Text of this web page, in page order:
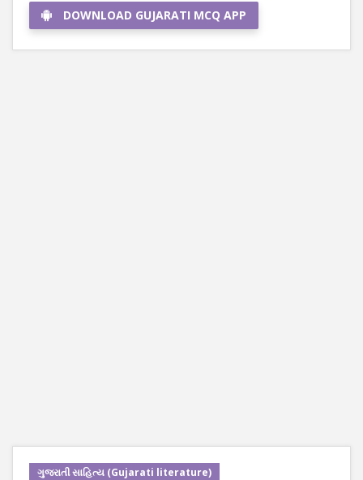
DOWNLOAD GUJARATI MCQ APP
ગુજરાતી સાહિત્ય (Gujarati literature)